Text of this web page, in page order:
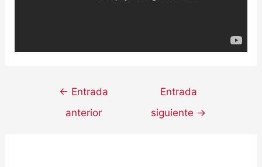
← Entrada
anterior
Entrada
siguiente →